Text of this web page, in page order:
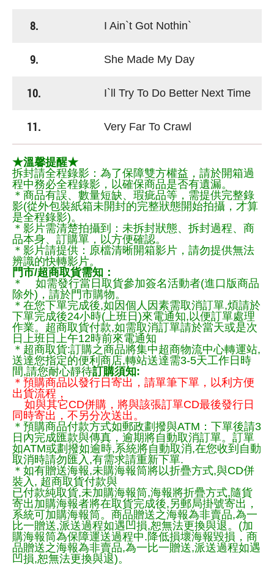
8. I Ain`t Got Nothin`
9. She Made My Day
10. I`ll Try To Do Better Next Time
11. Very Far To Crawl
★溫馨提醒★
拆封請全程錄影：為了保障雙方權益，請於開箱過
程中務必全程錄影，以確保商品是否有遺漏。
＊商品有誤、數量短缺、瑕疵品等，需提供完整錄
影(從外包裝紙箱未開封的完整狀態開始拍攝，才算
是全程錄影)。
＊影片需清楚拍攝到：未拆封狀態、拆封過程、商
品本身、訂購單，以方便確認。
＊影片請提供：原檔清晰開箱影片，請勿提供無法
辨識的快轉影片。
門市/超商取貨需知：
＊ 如需發行當日取貨參加簽名活動者(進口版商品
除外)，請於門市購物。
＊在您下單完成後,如因個人因素需取消訂單,煩請於
下單完成後24小時(上班日)來電通知,以便訂單處理
作業。超商取貨付款,如需取消訂單請於當天或是次
日上班日上午12時前來電通知
＊超商取貨:訂購之商品將集中超商物流中心轉運站,
送達您指定的便利商店,轉站送達需3-5天工作日時
間,請您耐心靜待訂購須知:
＊預購商品以發行日寄出，請單筆下單，以利方便
出貨流程，
如與其它CD併購，將與該張訂單CD最後發行日
同時寄出，不另分次送出。
＊預購商品付款方式如郵政劃撥與ATM：下單後請3
日內完成匯款與傳真，逾期將自動取消訂單。訂單
如ATM或劃撥如逾時,系統將自動取消,在您收到自動
取消時請勿匯入,有需求請重新下單.
＊如有贈送海報,未購海報筒將以折疊方式,與CD併
裝入, 超商取貨付款與
已付款純取貨,未加購海報筒,海報將折疊方式,隨貨
寄出加購海報者將在取貨完成後,另郵局掛號寄出，
系統可加購海報筒。商品贈送之海報為非賣品,為一
比一贈送,派送過程如遇凹損,恕無法更換與退。(加
購海報筒為保障運送過程中.降低損壞海報毀損，商
品贈送之海報為非賣品,為一比一贈送,派送過程如遇
凹損,恕無法更換與退)。